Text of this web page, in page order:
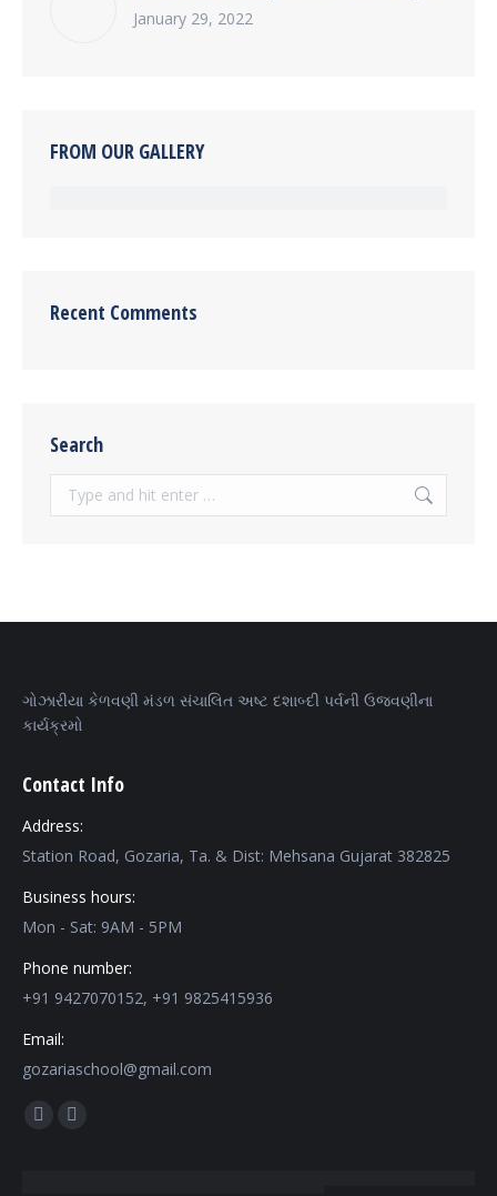
January 29, 2022
FROM OUR GALLERY
Recent Comments
Search
Search:
ગોઝારીયા કેળવણી મંડળ સંચાલિત અષ્ટ દશાબ્દી પર્વની ઉજવણીના
કાર્યક્રમો
Contact Info
Address:
Station Road, Gozaria, Ta. & Dist: Mehsana Gujarat 382825
Business hours:
Mon - Sat: 9AM - 5PM
Phone number:
+91 9427070152, +91 9825415936
Email:
gozariaschool@gmail.com
Find us on:
Facebook
Mail